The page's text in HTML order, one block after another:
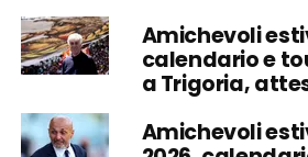
Amichevoli
calendario e
a Trigoria,
Amichevoli